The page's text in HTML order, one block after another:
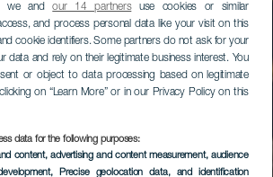
we andour 14 partnersuse cookies or similar
and process personal data like your visit on this
cookie identifiers. Some partners do not ask for your
data and rely on their legitimate business interest. You
or object to data processing based on legitimate
on “Learn More” or in our Privacy Policy on this
data for the following purposes:
content, advertising and content measurement, audience
, Precise geolocation data, and identification